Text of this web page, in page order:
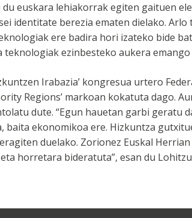
du euskara lehiakorrak egiten gaituen
identitate berezia ematen dielako.
ere badira hori izateko bide
ezinbesteko aukera emango
Irabazia’ kongresua urtero
Regions’ markoan kokatuta dago.
dute. “Egun hauetan garbi geratu
baita ekonomikoa ere. Hizkuntza
duelako. Zorionez Euskal
horretara bideratuta”, esan du